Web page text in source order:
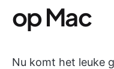
op Mac
Nu komt het leuke